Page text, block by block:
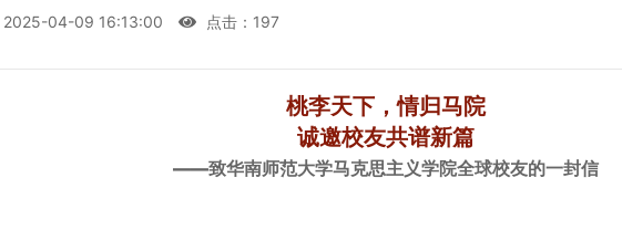
2025-04-09 16:13:00 点击： 197
桃李天下，情归马院
诚邀校友共谱新篇
——致华南师范大学马克思主义学院全球校友的一封信